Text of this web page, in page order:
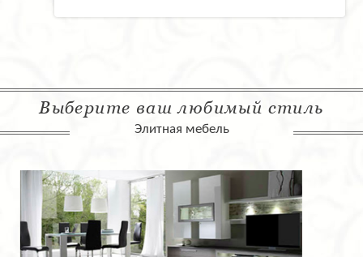
Выберите ваш любимый стиль
Элитная мебель